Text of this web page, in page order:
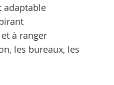
adaptable
à ranger
les bureaux, les